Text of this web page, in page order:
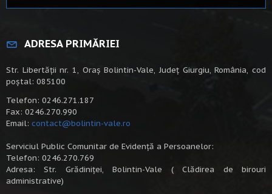
ADRESA PRIMĂRIEI
Str. Libertății nr. 1, Oraș Bolintin-Vale, Județ Giurgiu, România, cod
poștal: 085100
Telefon: 0246.271.187
Fax: 0246.270.990
Email: contact@bolintin-vale.ro
Serviciul Public Comunitar de Evidență a Persoanelor:
Telefon: 0246.270.769
Adresa: Str. Grădiniței, Bolintin-Vale ( Clădirea de birouri
administrative)